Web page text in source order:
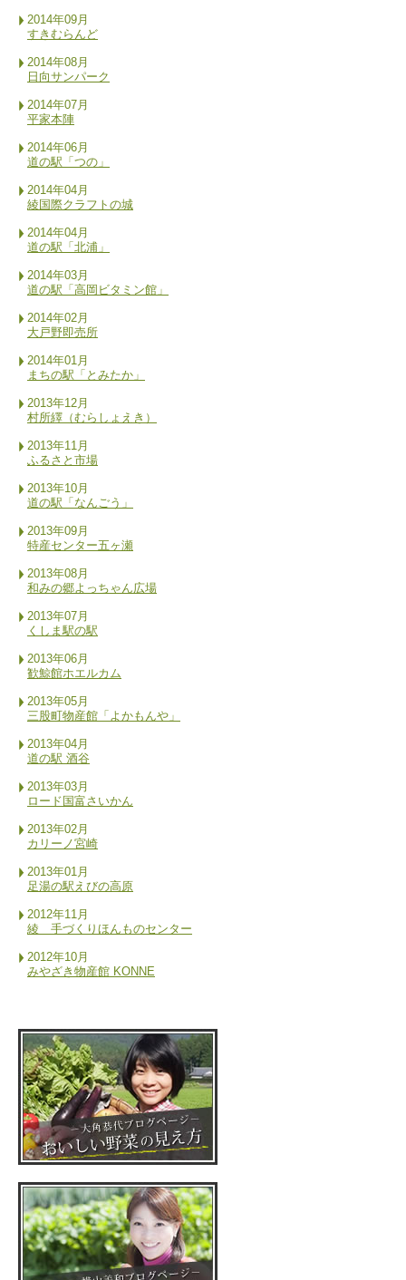
2014年09月
すきむらんど
2014年08月
日向サンパーク
2014年07月
平家本陣
2014年06月
道の駅「つの」
2014年04月
綾国際クラフトの城
2014年04月
道の駅「北浦」
2014年03月
道の駅「高岡ビタミン館」
2014年02月
大戸野即売所
2014年01月
まちの駅「とみたか」
2013年12月
村所繹（むらしょえき）
2013年11月
ふるさと市場
2013年10月
道の駅「なんごう」
2013年09月
特産センター五ヶ瀬
2013年08月
和みの郷よっちゃん広場
2013年07月
くしま駅の駅
2013年06月
歓鯨館ホエルカム
2013年05月
三股町物産館「よかもんや」
2013年04月
道の駅 酒谷
2013年03月
ロード国富さいかん
2013年02月
カリーノ宮崎
2013年01月
足湯の駅えびの高原
2012年11月
綾 手づくりほんものセンター
2012年10月
みやざき物産館 KONNE